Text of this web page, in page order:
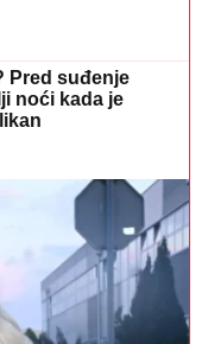
Pred suđenje
noći kada je